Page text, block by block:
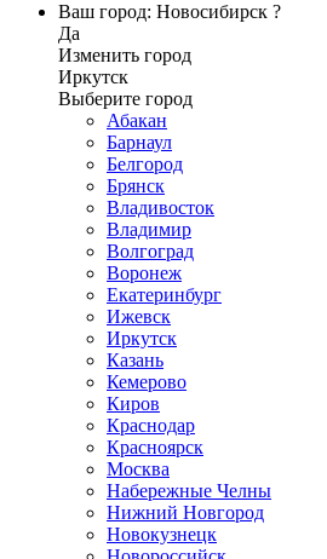
Ваш город: Новосибирск ?
Да
Изменить город
Иркутск
Выберите город
Абакан
Барнаул
Белгород
Брянск
Владивосток
Владимир
Волгоград
Воронеж
Екатеринбург
Ижевск
Иркутск
Казань
Кемерово
Киров
Краснодар
Красноярск
Москва
Набережные Челны
Нижний Новгород
Новокузнецк